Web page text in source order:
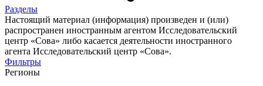
Разделы
Настоящий материал (информация) произведен и (или)
распространен иностранным агентом Исследовательский
центр «Сова» либо касается деятельности иностранного
агента Исследовательский центр «Сова».
Фильтры
Регионы